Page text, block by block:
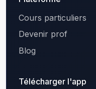
Cours particuliers
Devenir prof
Blog
Télécharger l'app